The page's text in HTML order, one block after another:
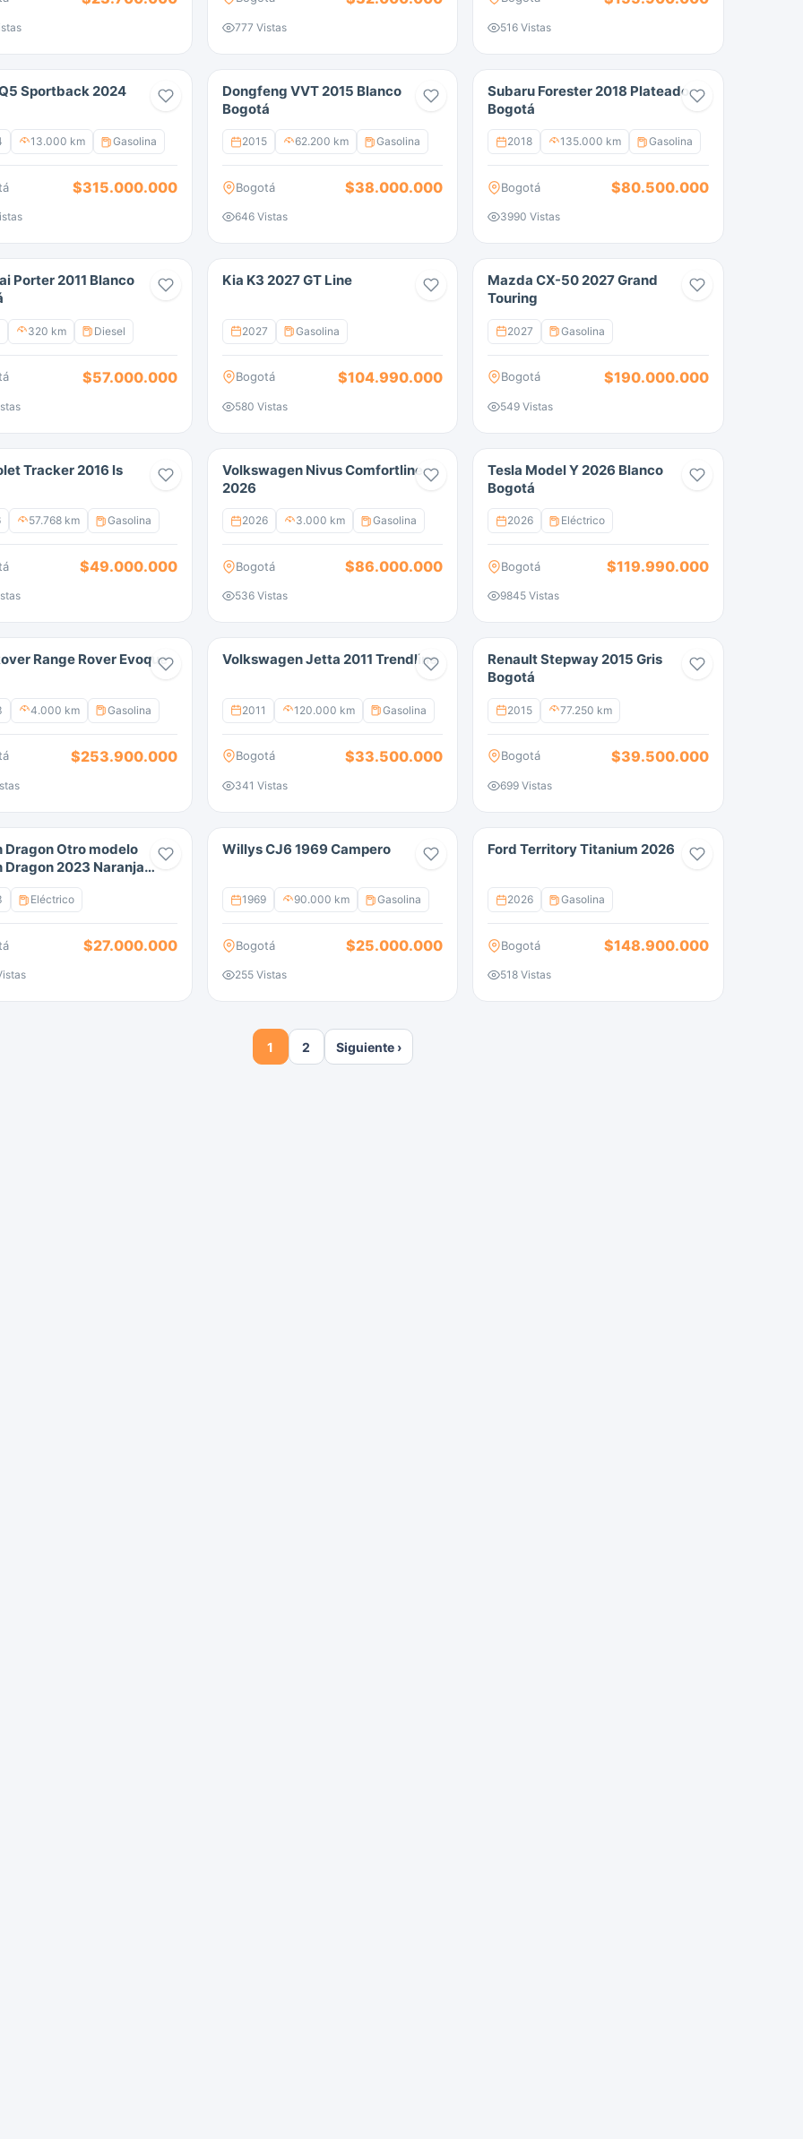
777 Vistas 516 Vistas
Sportback 2024
13.000 km Gasolina
$315.000.000
Dongfeng VVT 2015 Blanco
Bogotá
2015 62.200 km Gasolina
Bogotá $38.000.000
646 Vistas
Subaru Forester 2018 Plateado
Bogotá
2018 135.000 km Gasolina
Bogotá $80.500.000
3990 Vistas
Porter 2011 Blanco
320 km Diesel
$57.000.000
Kia K3 2027 GT Line
2027 Gasolina
Bogotá $104.990.000
580 Vistas
Mazda CX-50 2027 Grand
Touring
2027 Gasolina
Bogotá $190.000.000
549 Vistas
Tracker 2016 ls
57.768 km Gasolina
$49.000.000
Volkswagen Nivus Comfortline
2026
2026 3.000 km Gasolina
Bogotá $86.000.000
536 Vistas
Tesla Model Y 2026 Blanco
Bogotá
2026 Eléctrico
Bogotá $119.990.000
9845 Vistas
Range Rover Evoque
4.000 km Gasolina
$253.900.000
Volkswagen Jetta 2011 Trendline
2011 120.000 km Gasolina
Bogotá $33.500.000
341 Vistas
Renault Stepway 2015 Gris
Bogotá
2015 77.250 km
Bogotá $39.500.000
699 Vistas
Dragon Otro modelo
Dragon 2023 Naranja
Eléctrico
$27.000.000
Willys CJ6 1969 Campero
1969 90.000 km Gasolina
Bogotá $25.000.000
255 Vistas
Ford Territory Titanium 2026
2026 Gasolina
Bogotá $148.900.000
518 Vistas
1 2 Siguiente ›